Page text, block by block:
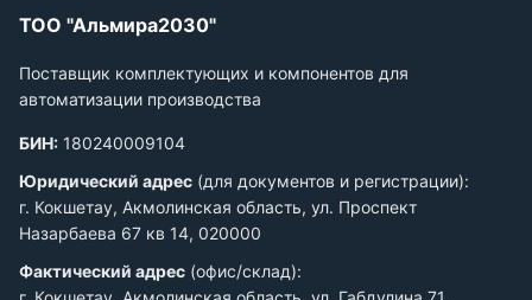
ТОО "Альмира2030"
Поставщик комплектующих и компонентов для
автоматизации производства
БИН: 180240009104
Юридический адрес (для документов и регистрации):
г. Кокшетау, Акмолинская область, ул. Проспект
Назарбаева 67 кв 14, 020000
Фактический адрес (офис/склад):